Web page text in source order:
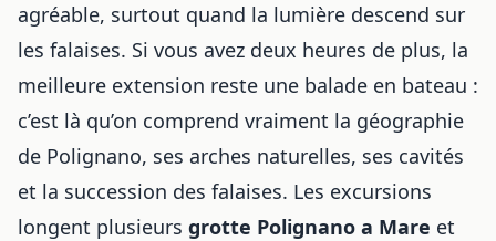
agréable, surtout quand la lumière descend sur
les falaises. Si vous avez deux heures de plus, la
meilleure extension reste une balade en bateau :
c’est là qu’on comprend vraiment la géographie
de Polignano, ses arches naturelles, ses cavités
et la succession des falaises. Les excursions
longent plusieurs grotte Polignano a Mare et